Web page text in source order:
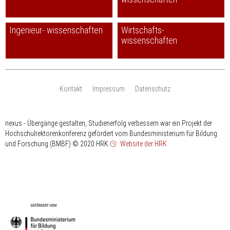
Ingenieur- wissenschaften
Wirtschafts-
wissenschaften
Kontakt Impressum Datenschutz
nexus - Übergänge gestalten, Studienerfolg verbessern war ein Projekt der
Hochschulrektorenkonferenz gefördert vom Bundesministerium für Bildung
und Forschung (BMBF) © 2020 HRK Website der HRK